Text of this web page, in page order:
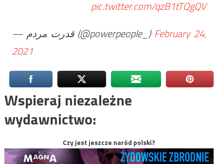
pic.twitter.com/qzB1tTQgQV
— قدرت مردم (@powerpeople_) February 24,
2021
Wspieraj niezależne
wydawnictwo:
Czy jest jeszcze naród polski?